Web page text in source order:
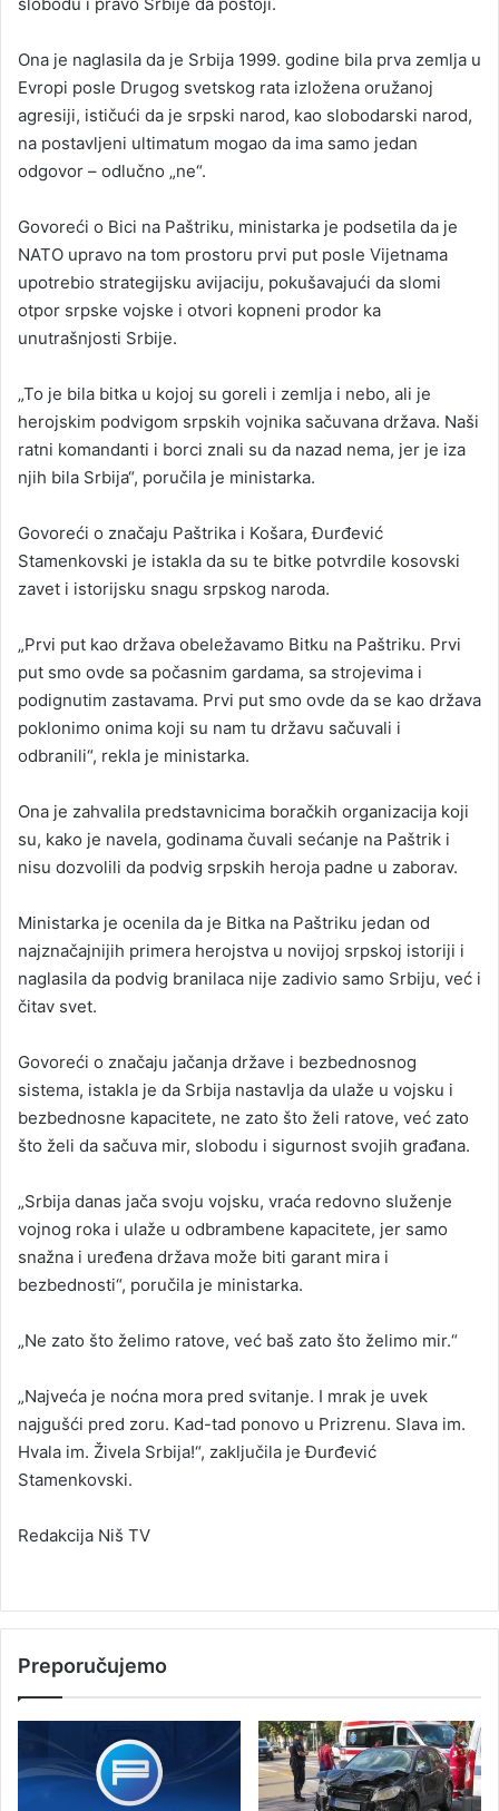
Ona je naglasila da je Srbija 1999. godine bila prva zemlja u
Evropi posle Drugog svetskog rata izložena oružanoj
agresiji, ističući da je srpski narod, kao slobodarski narod,
na postavljeni ultimatum mogao da ima samo jedan
odgovor – odlučno „ne“.
Govoreći o Bici na Paštriku, ministarka je podsetila da je
NATO upravo na tom prostoru prvi put posle Vijetnama
upotrebio strategijsku avijaciju, pokušavajući da slomi
otpor srpske vojske i otvori kopneni prodor ka
unutrašnjosti Srbije.
„To je bila bitka u kojoj su goreli i zemlja i nebo, ali je
herojskim podvigom srpskih vojnika sačuvana država. Naši
ratni komandanti i borci znali su da nazad nema, jer je iza
njih bila Srbija“, poručila je ministarka.
Govoreći o značaju Paštrika i Košara, Đurđević
Stamenkovski je istakla da su te bitke potvrdile kosovski
zavet i istorijsku snagu srpskog naroda.
„Prvi put kao država obeležavamo Bitku na Paštriku. Prvi
put smo ovde sa počasnim gardama, sa strojevima i
podignutim zastavama. Prvi put smo ovde da se kao država
poklonimo onima koji su nam tu državu sačuvali i
odbranili“, rekla je ministarka.
Ona je zahvalila predstavnicima boračkih organizacija koji
su, kako je navela, godinama čuvali sećanje na Paštrik i
nisu dozvolili da podvig srpskih heroja padne u zaborav.
Ministarka je ocenila da je Bitka na Paštriku jedan od
najznačajnijih primera herojstva u novijoj srpskoj istoriji i
naglasila da podvig branilaca nije zadivio samo Srbiju, već i
čitav svet.
Govoreći o značaju jačanja države i bezbednosnog
sistema, istakla je da Srbija nastavlja da ulaže u vojsku i
bezbednosne kapacitete, ne zato što želi ratove, već zato
što želi da sačuva mir, slobodu i sigurnost svojih građana.
„Srbija danas jača svoju vojsku, vraća redovno služenje
vojnog roka i ulaže u odbrambene kapacitete, jer samo
snažna i uređena država može biti garant mira i
bezbednosti“, poručila je ministarka.
„Ne zato što želimo ratove, već baš zato što želimo mir.“
„Najveća je noćna mora pred svitanje. I mrak je uvek
najgušći pred zoru. Kad-tad ponovo u Prizrenu. Slava im.
Hvala im. Živela Srbija!“, zaključila je Đurđević
Stamenkovski.
Redakcija Niš TV
Preporučujemo